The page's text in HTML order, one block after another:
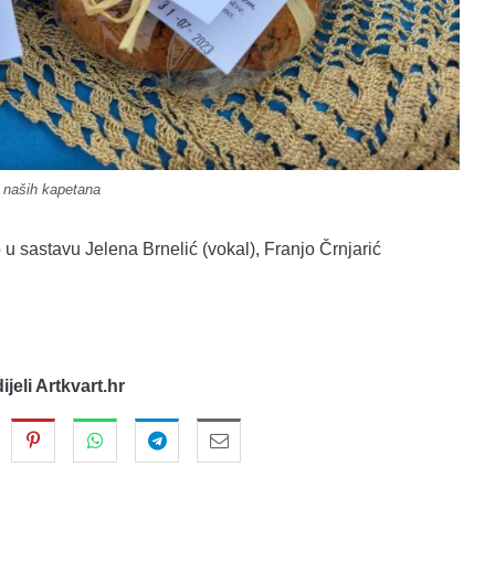
naših kapetana
sastavu Jelena Brnelić (vokal), Franjo Črnjarić
Artkvart.hr